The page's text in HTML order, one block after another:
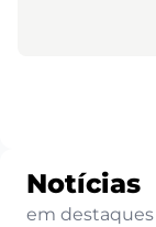
Notícias
em destaques